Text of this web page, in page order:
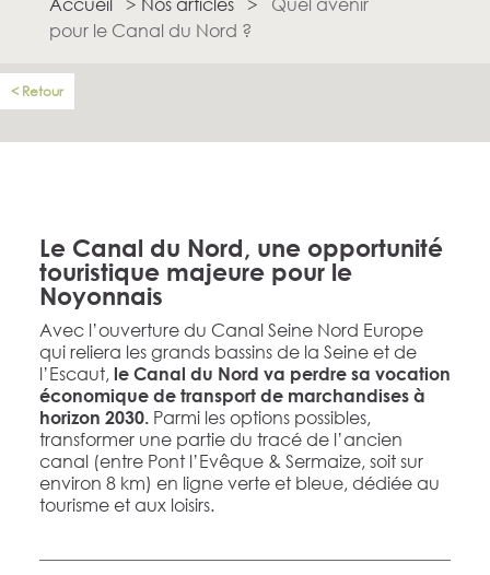
pour le Canal du Nord ?
Retour
Le Canal du Nord, une opportunité
touristique majeure pour le
Noyonnais
Avec l’ouverture du Canal Seine Nord Europe
qui reliera les grands bassins de la Seine et de
l’Escaut, le Canal du Nord va perdre sa vocation
économique de transport de marchandises à
horizon 2030.Parmi les options possibles,
transformer une partie du tracé de l’ancien
canal (entre Pont l’Evêque & Sermaize, soit sur
environ 8 km) en ligne verte et bleue, dédiée au
tourisme et aux loisirs.